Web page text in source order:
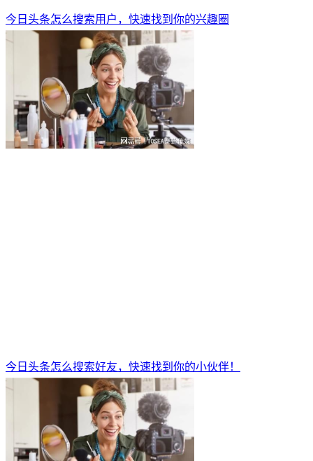
今日头条怎么搜索用户，快速找到你的兴趣圈
今日头条怎么搜索好友，快速找到你的小伙伴！